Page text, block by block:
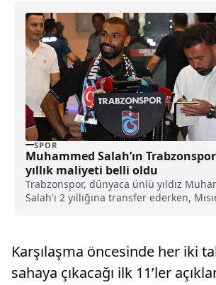
SPOR
Muhammed Salah’ın
yıllık maliyeti belli oldu
Trabzonspor, dünyaca ünlü yıldız
Salah'ı 2 yıllığına transfer ederken,
Karşılaşma öncesinde her iki
sahaya çıkacağı ilk 11’ler